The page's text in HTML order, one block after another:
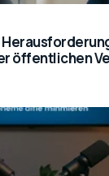
öffentlichen